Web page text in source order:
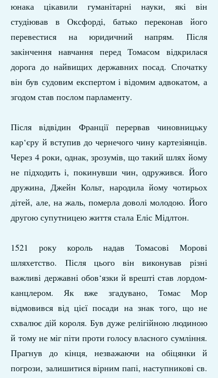
юнака цікавили гуманітарні науки, які він
студіював в Оксфорді, батько переконав його
перевестися на юридичний напрям. Після
закінчення навчання перед Томасом відкрилася
дорога до найвищих державних посад. Спочатку
він був судовим експертом і відомим адвокатом, а
згодом став послом парламенту.
Після відвідин Франції перервав чиновницьку
кар‘єру й вступив до чернечого чину картезіянців.
Через 4 роки, однак, зрозумів, що такий шлях йому
не підходить і, покинувши чин, одружився. Його
дружина, Джейн Кольт, народила йому чотирьох
дітей, але, на жаль, померла доволі молодою. Його
другою супутницею життя стала Еліс Мідлтон.
1521 року король надав Томасові Морові
шляхетство. Після цього він виконував різні
важливі державні обов‘язки й врешті став лордом-
канцлером. Як вже згадувано, Томас Мор
відмовився від цієї посади на знак того, що не
схвалює дій короля. Був дуже релігійною людиною
й тому не міг піти проти голосу власного сумління.
Прагнув до кінця, незважаючи на обіцянки й
погрози, залишитися вірним папі, наступникові св.